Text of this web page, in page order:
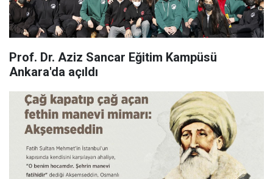
Prof. Dr. Aziz Sancar Eğitim Kampüsü
Ankara'da açıldı